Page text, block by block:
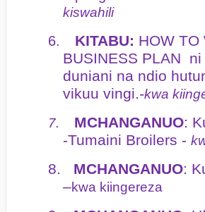
kiswahili
6. KITABU: HOW TO
BUSINESS PLAN
duniani na ndio
vikuu vingi.-kwa
7.
MCHANGANUO:
-Tumaini Broilers -
8. MCHANGANUO:
–kwa kiingereza